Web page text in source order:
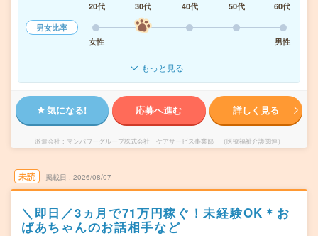
20代
30代 40代 50代
60代
男女比率
女性
男性
もっと見る
気になる! 応募へ進む 詳しく見る
派遣会社 マンパワーグループ株式会社 ケアサービス事業部 （医療福祉介護関連）
未読 掲載日 2026/08/07
＼即日／3ヵ月で71万円稼ぐ！未経験OK＊お
ばあちゃんのお話相手など